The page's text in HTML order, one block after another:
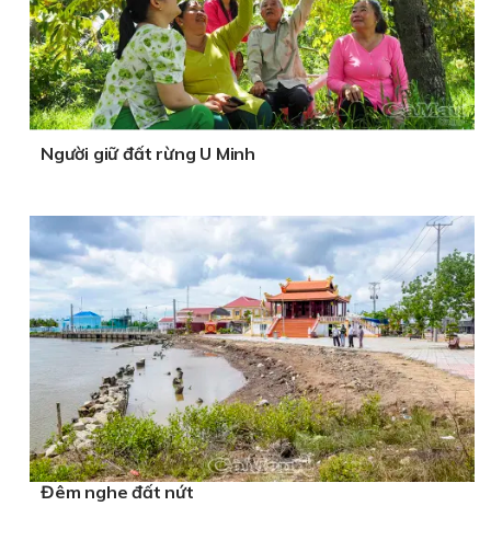
Người giữ đất rừng U Minh
Đêm nghe đất nứt